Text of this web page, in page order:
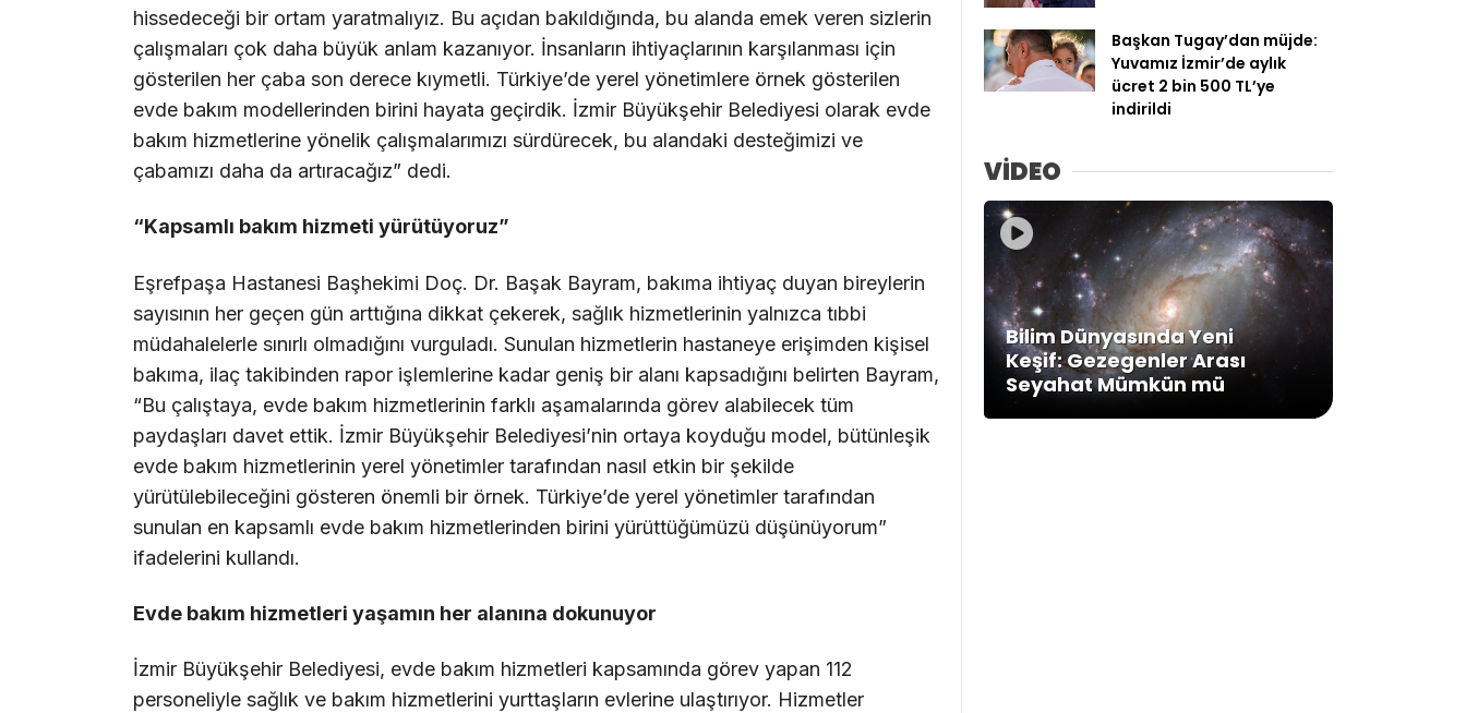
hissedeceği bir ortam yaratmalıyız. Bu açıdan bakıldığında, bu alanda emek veren sizlerin
çalışmaları çok daha büyük anlam kazanıyor. İnsanların ihtiyaçlarının karşılanması için
gösterilen her çaba son derece kıymetli. Türkiye’de yerel yönetimlere örnek gösterilen
evde bakım modellerinden birini hayata geçirdik. İzmir Büyükşehir Belediyesi olarak evde
bakım hizmetlerine yönelik çalışmalarımızı sürdürecek, bu alandaki desteğimizi ve
çabamızı daha da artıracağız” dedi.
“Kapsamlı bakım hizmeti yürütüyoruz”
Eşrefpaşa Hastanesi Başhekimi Doç. Dr. Başak Bayram, bakıma ihtiyaç duyan bireylerin
sayısının her geçen gün arttığına dikkat çekerek, sağlık hizmetlerinin yalnızca tıbbi
müdahalelerle sınırlı olmadığını vurguladı. Sunulan hizmetlerin hastaneye erişimden kişisel
bakıma, ilaç takibinden rapor işlemlerine kadar geniş bir alanı kapsadığını belirten Bayram,
“Bu çalıştaya, evde bakım hizmetlerinin farklı aşamalarında görev alabilecek tüm
paydaşları davet ettik. İzmir Büyükşehir Belediyesi’nin ortaya koyduğu model, bütünleşik
evde bakım hizmetlerinin yerel yönetimler tarafından nasıl etkin bir şekilde
yürütülebileceğini gösteren önemli bir örnek. Türkiye’de yerel yönetimler tarafından
sunulan en kapsamlı evde bakım hizmetlerinden birini yürüttüğümüzü düşünüyorum”
ifadelerini kullandı.
Evde bakım hizmetleri yaşamın her alanına dokunuyor
İzmir Büyükşehir Belediyesi, evde bakım hizmetleri kapsamında görev yapan 112
personeliyle sağlık ve bakım hizmetlerini yurttaşların evlerine ulaştırıyor. Hizmetler
Başkan Tugay’dan müjde:
Yuvamız İzmir’de aylık
ücret 2 bin 500 TL’ye
indirildi
VİDEO
Bilim Dünyasında Yeni
Keşif: Gezegenler Arası
Seyahat Mümkün mü